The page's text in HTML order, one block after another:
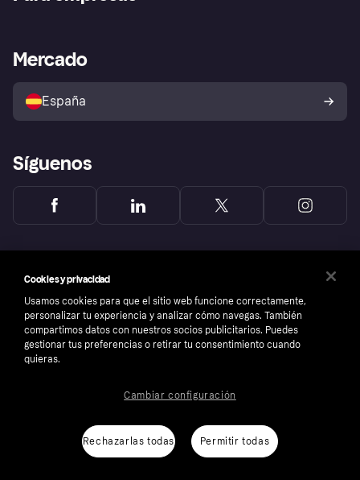
Inicio de sesión
Directorio de tiendas
Política de protección al
comprador de Klarna
Reclamaciones
Acceso empresas
Mercado
España
Síguenos
Número de empresa: 556737-0431
Aviso Sobre CookiesKlarna.com
Cookies y privacidad
Usamos cookies para que el sitio web funcione correctamente,
personalizar tu experiencia y analizar cómo navegas. También
compartimos datos con nuestros socios publicitarios. Puedes
gestionar tus preferencias o retirar tu consentimiento cuando
quieras.
Rechazarlas todas Permitir todas
Cambiar configuración